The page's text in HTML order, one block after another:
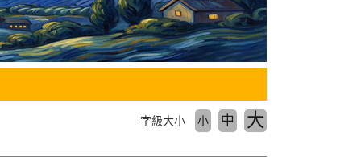
字級大小 小 中 大